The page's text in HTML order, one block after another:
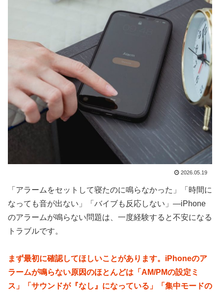
2026.05.19
「アラームをセットして寝たのに鳴らなかった」「時間に
なっても音が出ない」「バイブも反応しない」—iPhone
のアラームが鳴らない問題は、一度経験すると不安になる
トラブルです。
まず最初に確認してほしいことがあります。iPhoneのア
ラームが鳴らない原因のほとんどは「AM/PMの設定ミ
ス」「サウンドが『なし』になっている」「集中モードの